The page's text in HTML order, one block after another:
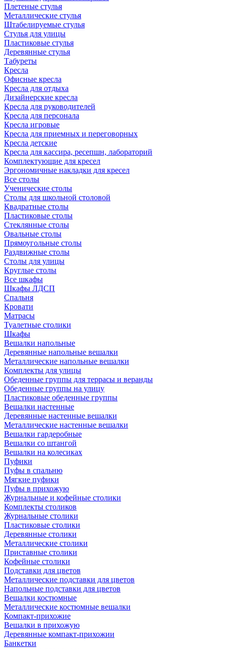
Плетеные стулья
Металлические стулья
Штабелируемые стулья
Стулья для улицы
Пластиковые стулья
Деревянные стулья
Табуреты
Кресла
Офисные кресла
Кресла для отдыха
Дизайнерские кресла
Кресла для руководителей
Кресла для персонала
Кресла игровые
Кресла для приемных и переговорных
Кресла детские
Кресла для кассира, ресепшн, лабораторий
Комплектующие для кресел
Эргономичные накладки для кресел
Все столы
Ученические столы
Столы для школьной столовой
Квадратные столы
Пластиковые столы
Стеклянные столы
Овальные столы
Прямоугольные столы
Раздвижные столы
Столы для улицы
Круглые столы
Все шкафы
Шкафы ЛДСП
Спальня
Кровати
Матрасы
Туалетные столики
Шкафы
Вешалки напольные
Деревянные напольные вешалки
Металлические напольные вешалки
Комплекты для улицы
Обеденные группы для террасы и веранды
Обеденные группы на улицу
Пластиковые обеденные группы
Вешалки настенные
Деревянные настенные вешалки
Металлические настенные вешалки
Вешалки гардеробные
Вешалки со штангой
Вешалки на колесиках
Пуфики
Пуфы в спальню
Мягкие пуфики
Пуфы в прихожую
Журнальные и кофейные столики
Комплекты столиков
Журнальные столики
Пластиковые столики
Деревянные столики
Металлические столики
Приставные столики
Кофейные столики
Подставки для цветов
Металлические подставки для цветов
Напольные подставки для цветов
Вешалки костюмные
Металлические костюмные вешалки
Компакт-прихожие
Вешалки в прихожую
Деревянные компакт-прихожии
Банкетки